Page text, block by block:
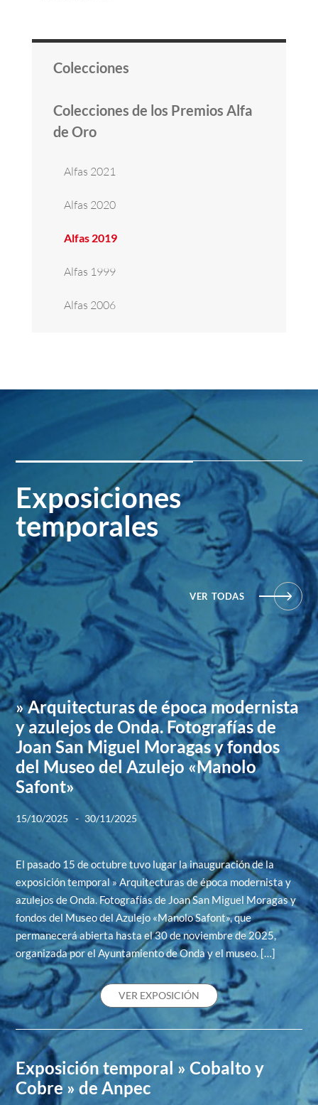
Colecciones
Colecciones de los Premios Alfa
de Oro
Alfas 2021
Alfas 2020
Alfas 2019
Alfas 1999
Alfas 2006
Exposiciones
temporales
VER TODAS
» Arquitecturas de época modernista
y azulejos de Onda. Fotografías de
Joan San Miguel Moragas y fondos
del Museo del Azulejo «Manolo
Safont»
15/10/2025 - 30/11/2025
El pasado 15 de octubre tuvo lugar la inauguración de la
exposición temporal » Arquitecturas de época modernista y
azulejos de Onda. Fotografías de Joan San Miguel Moragas y
fondos del Museo del Azulejo «Manolo Safont», que
permanecerá abierta hasta el 30 de noviembre de 2025,
organizada por el Ayuntamiento de Onda y el museo. […]
VER EXPOSICIÓN
Exposición temporal » Cobalto y
Cobre » de Anpec